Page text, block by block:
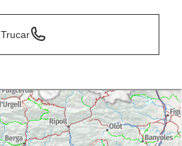
Trucar